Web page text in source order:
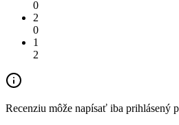
0
2
0
1
2
Recenziu môže napísať iba prihlásený